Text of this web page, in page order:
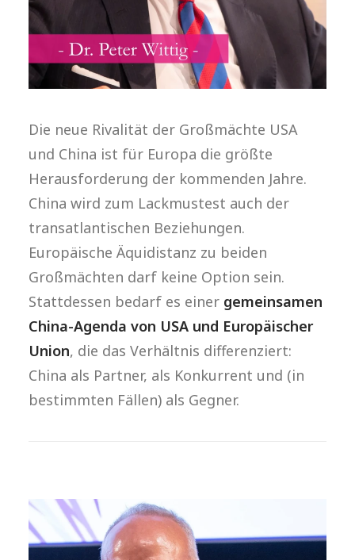
Die neue Rivalität der Großmächte USA
und China ist für Europa die größte
Herausforderung der kommenden Jahre.
China wird zum Lackmustest auch der
transatlantischen Beziehungen.
Europäische Äquidistanz zu beiden
Großmächten darf keine Option sein.
Stattdessen bedarf es einer gemeinsamen
China-Agenda von USA und Europäischer
Union, die das Verhältnis differenziert:
China als Partner, als Konkurrent und (in
bestimmten Fällen) als Gegner.